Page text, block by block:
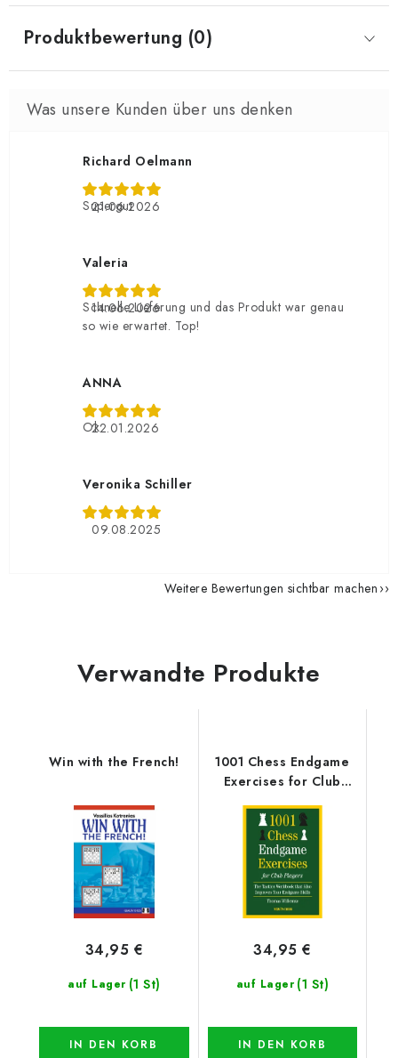
Produktbewertung (0)
Richard Oelmann
21.06.2026
Supergut
Valeria
14.06.2026
Schnelle Lieferung und das Produkt war genau
so wie erwartet. Top!
ANNA
22.01.2026
Ok
Veronika Schiller
09.08.2025
Weitere Bewertungen sichtbar machen
Verwandte Produkte
Win with the French!
auf Lager (1 St)
34,95 €
IN DEN KORB
1001 Chess Endgame
Exercises for Club
Players
auf Lager (1 St)
34,95 €
IN DEN KORB